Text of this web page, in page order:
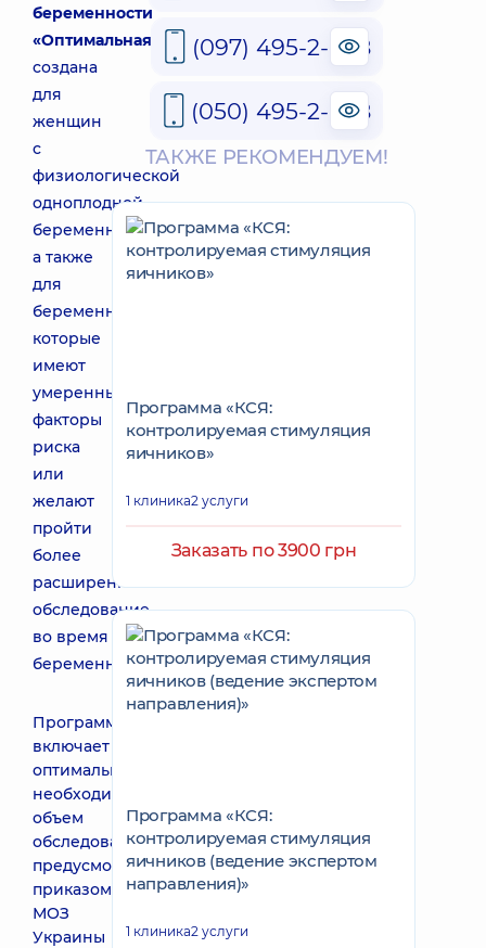
беременности
«Оптимальная»
создана
для
женщин
с
физиологической
одноплодной
беременностью,
а также
для
беременных,
которые
имеют
умеренные
факторы
риска
или
желают
пройти
более
расширенное
обследование
во время
беременности.
Программа
включает
оптимально
необходимый
объем
обследований,
предусмотренных
приказом
МОЗ
Украины
(097) 495-2-888
(050) 495-2-888
ТАКЖЕ РЕКОМЕНДУЕМ!
Программа «КСЯ:
контролируемая стимуляция
яичников»
1 клиника2 услуги
Заказать по 3900 грн
Программа «КСЯ:
контролируемая стимуляция
яичников (ведение экспертом
направления)»
1 клиника2 услуги